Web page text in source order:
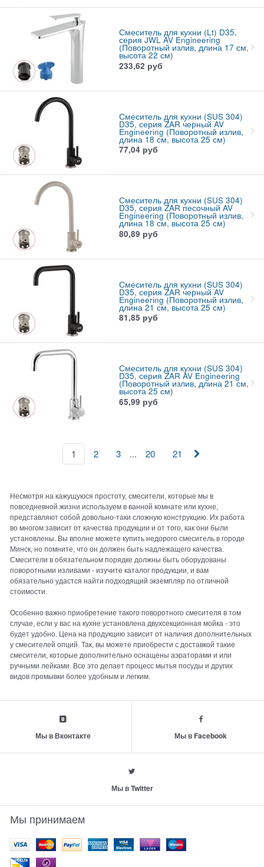
Смеситель для кухни (Lt) D35,
серия JWL AV Engineering
(Поворотный излив, длина 17 см,
высота 22 см)
233,62 руб
Смеситель для кухни (SUS 304)
D35, серия ZAR черный AV
Engineering (Поворотный излив,
длина 18 см, высота 25 см)
77,04 руб
Смеситель для кухни (SUS 304)
D35, серия ZAR песочный AV
Engineering (Поворотный излив,
длина 18 см, высота 25 см)
80,89 руб
Смеситель для кухни (SUS 304)
D35, серия ZAR черный AV
Engineering (Поворотный излив,
длина 21 см, высота 25 см)
81,85 руб
Смеситель для кухни (SUS 304)
D35, серия ZAR AV Engineering
(Поворотный излив, длина 21 см,
высота 25 см)
65,99 руб
1 2 3 ... 20 21
Несмотря на кажущуюся простоту, смесители, которые мы в
повседневной жизни используем в ванной комнате или кухне,
представляют собой довольно-таки сложную конструкцию. Их работа
во многом зависит от качества продукции и от того, как они были
установлены. Вы вполне можете купить недорого смеситель в городе
Минск, но помните, что он должен быть надлежащего качества.
Смесители в обязательном порядке должны быть оборудованы
поворотными изливами - изучите каталог продукции, и вам
обязательно удастся найти подходящий экземпляр по отличной
стоимости.
Особенно важно приобретение такого поворотного смесителя в том
случае, если у вас на кухне установлена двухсекционная мойка - это
будет удобно. Цена на продукцию зависит от наличия дополнительных
у смесителей опций. Так, вы можете приобрести с доставкой такие
смесители, которые дополнительно оснащены аэраторами и или
ручными лейками. Все это делает процесс мытья посуды и других
видов промывки более удобным и легким.
Мы в Вконтакте Мы в Facebook
Мы в Twitter
Мы принимаем